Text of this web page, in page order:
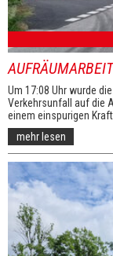
Um 17:08 Uhr wurde
Verkehrsunfall auf die
einem einspurigen
mehr lesen